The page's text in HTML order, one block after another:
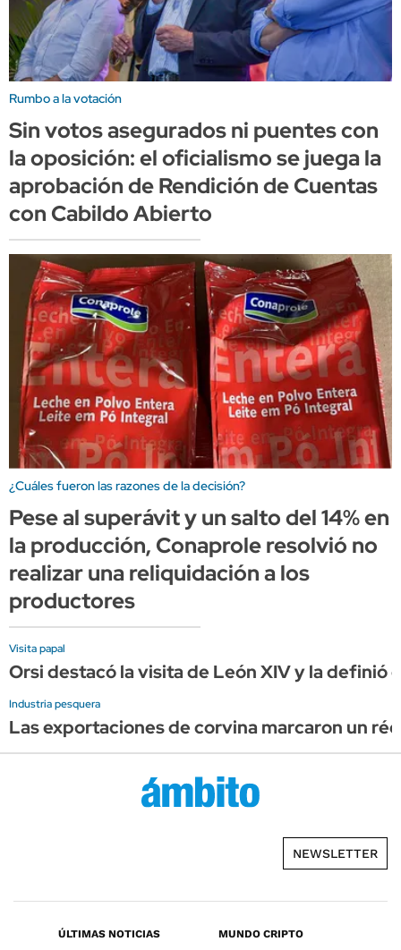
Rumbo a la votación
Sin votos asegurados ni puentes con
la oposición: el oficialismo se juega la
aprobación de Rendición de Cuentas
con Cabildo Abierto
¿Cuáles fueron las razones de la decisión?
Pese al superávit y un salto del 14% en
la producción, Conaprole resolvió no
realizar una reliquidación a los
productores
Visita papal
Orsi destacó la visita de León XIV y la definió
Industria pesquera
Las exportaciones de corvina marcaron un
NEWSLETTER
ÚLTIMAS NOTICIAS MUNDO CRIPTO